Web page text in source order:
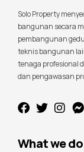
Solo Property
bangunan secara
pembangunan
teknis bangunan
tenaga profesional
dan pengawasan
What we do